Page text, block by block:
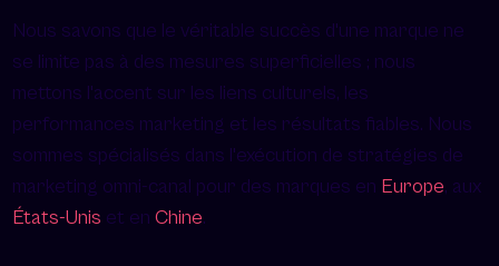
Nous savons que le véritable succès d'une marque ne
se limite pas à des mesures superficielles ; nous
mettons l'accent sur les liens culturels, les
performances marketing et les résultats fiables. Nous
sommes spécialisés dans l'exécution de stratégies de
marketing omni-canal pour des marques en Europe, aux
États-Unis et enChine.